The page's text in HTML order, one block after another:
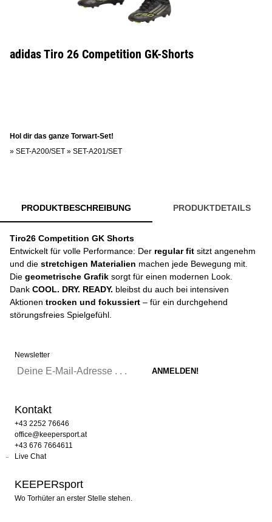
adidas Tiro 26 Competition GK-Shorts
Hol dir das ganze Torwart-Set!
» SET-A200/SET » SET-A201/SET
PRODUKTBESCHREIBUNG PRODUKTDETAILS
Tiro26 Competition GK Shorts
Entwickelt für volle Performance: Der regular fit sitzt angenehm
und die stretchigen Materialien machen jede Bewegung mit.
Die geometrische Grafik sorgt für einen modernen Look.
Dank COOL. DRY. READY. bleibst du auch bei intensiven
Aktionen trocken und fokussiert – für ein durchgehend
störungsfreies Spielgefühl.
Newsletter
Kontakt
+43 2252 76646
office@keepersport.at
+43 676 7664611
Live Chat
KEEPERsport
Wo Torhüter an erster Stelle stehen.